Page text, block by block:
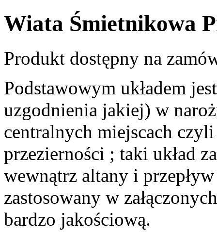
Wiata Śmietnikowa
Produkt dostępny na
Podstawowym układem
uzgodnienia jakiej) w
centralnych miejscach
przezierności ; taki układ
wewnątrz altany i
zastosowany w
bardzo jakościową.